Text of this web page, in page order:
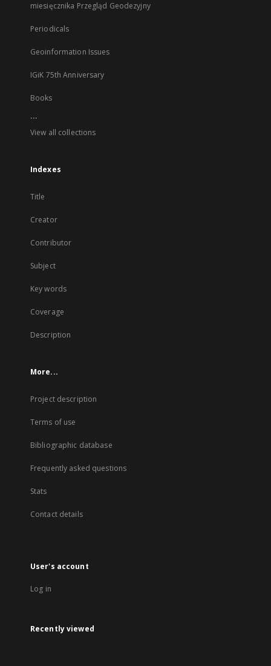
miesięcznika Przegląd Geodezyjny
Periodicals
Geoinformation Issues
IGiK 75th Anniversary
Books
...
View all collections
Indexes
Title
Creator
Contributor
Subject
Key words
Coverage
Description
More...
Project description
Terms of use
Bibliographic database
Frequently asked questions
Stats
Contact details
User's account
Log in
Recently viewed